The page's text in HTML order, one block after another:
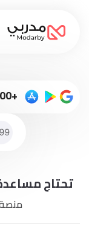
الاّن
لطاقم
+2500
تحتاج